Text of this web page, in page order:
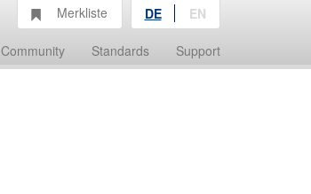
Community Standards Support
Merkliste DE EN